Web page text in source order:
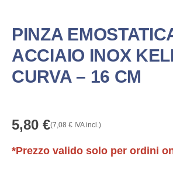
PINZA
ACCIAIO INOX
CURVA – 16 CM
5,80 €(7,08 € IVA incl.)
*Prezzo valido solo per ordini